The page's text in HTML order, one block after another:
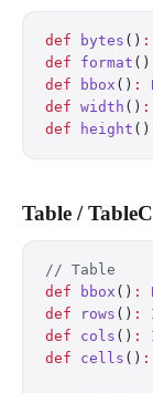
def bytes () :
def format ()
def bbox () :
def width () :
def height ()
Table /
// Table
def bbox () :
def rows () :
def cols () :
def cells () :